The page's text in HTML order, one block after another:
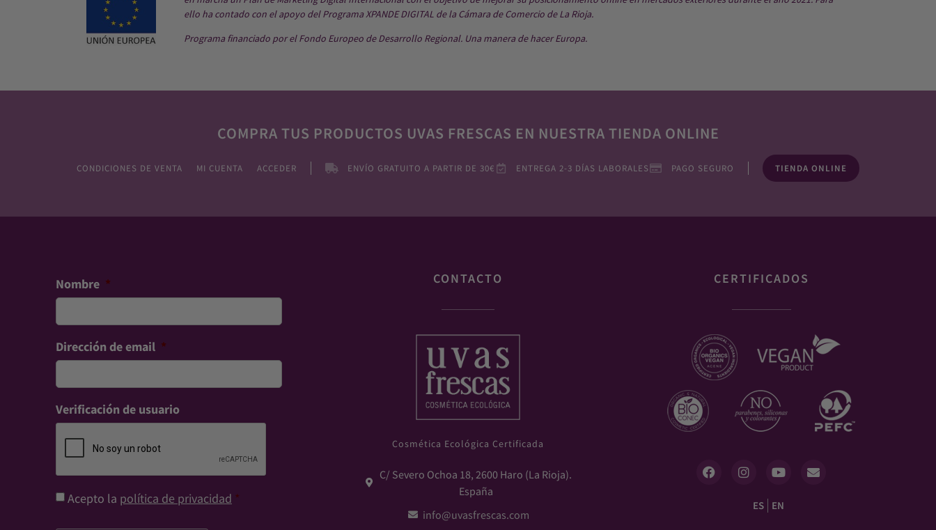
ello ha contado con el apoyo del Programa XPANDE DIGITAL de la Cámara de Comercio de La Rioja.
Programa financiado por el Fondo Europeo de Desarrollo Regional. Una manera de hacer Europa.
COMPRA TUS PRODUCTOS UVAS FRESCAS EN NUESTRA TIENDA ONLINE
CONDICIONES DE VENTA MI CUENTA ACCEDER ENVÍO GRATUITO A PARTIR DE 30€ ENTREGA 2-3 DÍAS LABORALES PAGO SEGURO TIENDA ONLINE
Nombre *
Dirección de email *
Verificación de usuario
Consentimiento *
Acepto la política de privacidad *
CONTACTO
Cosmética Ecológica Certificada
C/ Severo Ochoa 18, 2600 Haro (La Rioja).
España
info@uvasfrescas.com
CERTIFICADOS
ES EN